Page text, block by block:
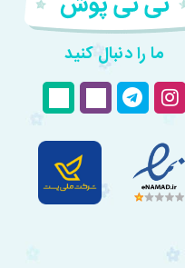
ما را دنبال کنید